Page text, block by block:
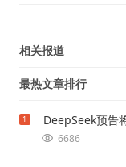
相关报道
最热文章排行
1 DeepSeek预告
6686